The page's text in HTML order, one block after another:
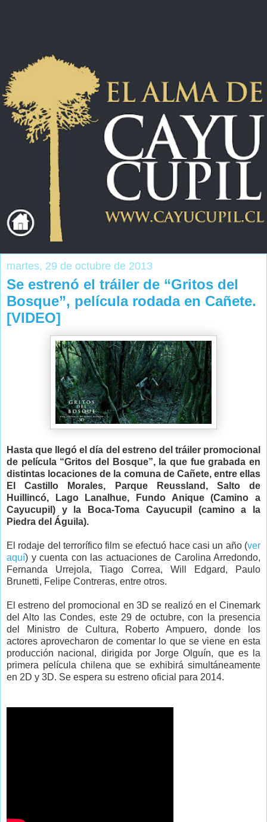
martes, 29 de octubre de 2013
Se estrenó el tráiler de “Gritos del
Bosque”, película rodada en Cañete.
[VIDEO]
Hasta que llegó el día del estreno del tráiler promocional
de película “Gritos del Bosque”, la que fue grabada en
distintas locaciones de la comuna de Cañete, entre ellas
El Castillo Morales, Parque Reussland, Salto de
Huillincó, Lago Lanalhue, Fundo Anique (Camino a
Cayucupil) y la Boca-Toma Cayucupil (camino a la
Piedra del Águila).
El rodaje del terrorífico film se efectuó hace casi un año (ver
aquí) y cuenta con las actuaciones de Carolina Arredondo,
Fernanda Urrejola, Tiago Correa, Will Edgard, Paulo
Brunetti, Felipe Contreras, entre otros.
El estreno del promocional en 3D se realizó en el Cinemark
del Alto las Condes, este 29 de octubre, con la presencia
del Ministro de Cultura, Roberto Ampuero, donde los
actores aprovecharon de comentar lo que se viene en esta
producción nacional, dirigida por Jorge Olguín, que es la
primera película chilena que se exhibirá simultáneamente
en 2D y 3D. Se espera su estreno oficial para 2014.